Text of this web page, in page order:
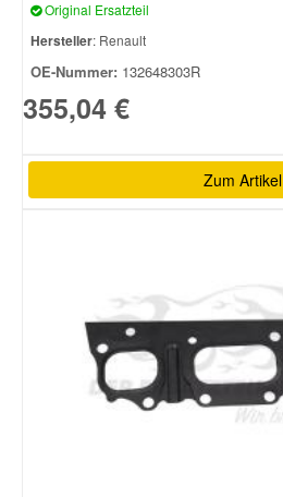
Original Ersatzteil
Hersteller: Renault
OE-Nummer: 132648303R
355,04 €
Zum Artikel